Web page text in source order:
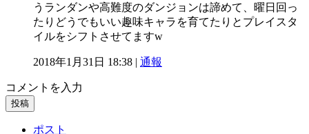
うランダンや高難度のダンジョンは諦めて、曜日回っ
たりどうでもいい趣味キャラを育てたりとプレイスタ
イルをシフトさせてますw
2018年1月31日 18:38 | 通報
コメントを入力
投稿
ポスト